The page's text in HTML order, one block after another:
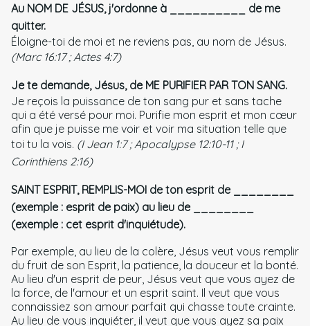
Au NOM DE JÉSUS, j'ordonne à __________ de me
quitter.
Éloigne-toi de moi et ne reviens pas, au nom de Jésus.
(Marc 16:17 ; Actes 4:7)
Je te demande, Jésus, de ME PURIFIER PAR TON SANG.
Je reçois la puissance de ton sang pur et sans tache
qui a été versé pour moi. Purifie mon esprit et mon cœur
afin que je puisse me voir et voir ma situation telle que
toi tu la vois. (I Jean 1:7 ; Apocalypse 12:10-11 ; I
Corinthiens 2:16)
SAINT ESPRIT, REMPLIS-MOI de ton esprit de ________
(exemple : esprit de paix) au lieu de ________
(exemple : cet esprit d'inquiétude).
Par exemple, au lieu de la colère, Jésus veut vous remplir
du fruit de son Esprit, la patience, la douceur et la bonté.
Au lieu d'un esprit de peur, Jésus veut que vous ayez de
la force, de l'amour et un esprit saint. Il veut que vous
connaissiez son amour parfait qui chasse toute crainte.
Au lieu de vous inquiéter, il veut que vous ayez sa paix